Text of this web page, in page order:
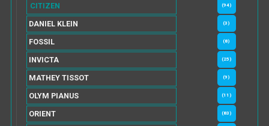
CITIZEN (94)
DANIEL KLEIN (3)
FOSSIL (8)
INVICTA (25)
MATHEY TISSOT (9)
OLYM PIANUS (11)
ORIENT (83)